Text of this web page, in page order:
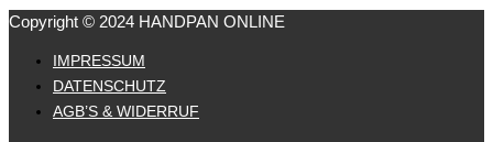
Copyright © 2024 HANDPAN ONLINE
IMPRESSUM
DATENSCHUTZ
AGB’S & WIDERRUF